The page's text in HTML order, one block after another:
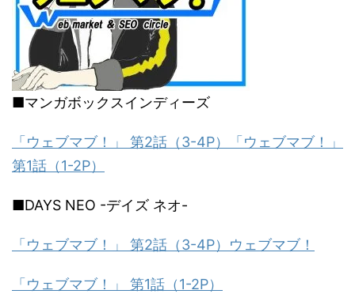
■マンガボックスインディーズ
「ウェブマブ！」 第2話（3-4P）
「ウェブマブ！」
第1話（1-2P）
■DAYS NEO -デイズ ネオ-
「ウェブマブ！」 第2話（3-4P） ウェブマブ！
「ウェブマブ！」 第1話（1-2P）